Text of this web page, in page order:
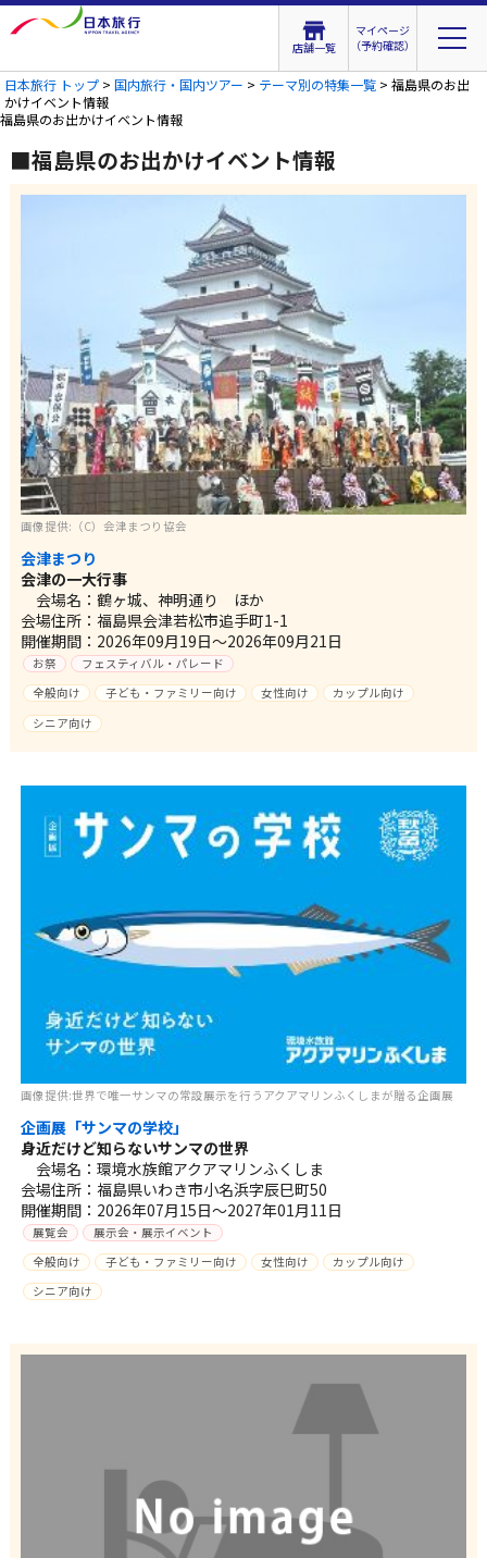
店舗一覧
マイページ
（予約確認）
日本旅行 トップ >国内旅行・国内ツアー > テーマ別の特集一覧 > 福島県のお出
かけイベント情報
福島県のお出かけイベント情報
■福島県のお出かけイベント情報
画像提供:（C）会津まつり協会
会津まつり
会津の一大行事
会場名：鶴ヶ城、神明通り ほか
会場住所：福島県会津若松市追手町1-1
開催期間：2026年09月19日～2026年09月21日
お祭
フェスティバル・パレード
全般向け
子ども・ファミリー向け 女性向け
カップル向け
シニア向け
画像提供:世界で唯一サンマの常設展示を行うアクアマリンふくしまが贈る企画展
企画展「サンマの学校」
身近だけど知らないサンマの世界
会場名：環境水族館アクアマリンふくしま
会場住所：福島県いわき市小名浜字辰巳町50
開催期間：2026年07月15日～2027年01月11日
展覧会
展示会・展示イベント
全般向け
子ども・ファミリー向け 女性向け
カップル向け
シニア向け